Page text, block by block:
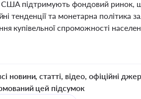
США підтримують фондовий ринок,
тенденції та монетарна
купівельної спроможності
новини, статті, відео, офіційні
цей підсумок